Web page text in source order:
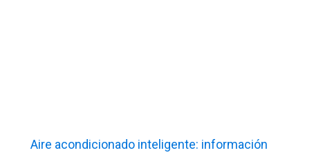
Aire acondicionado inteligente: información